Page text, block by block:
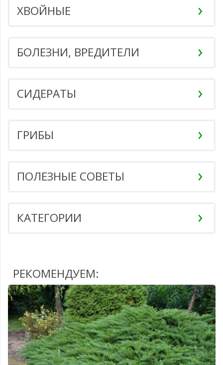
ХВОЙНЫЕ
БОЛЕЗНИ, ВРЕДИТЕЛИ
СИДЕРАТЫ
ГРИБЫ
ПОЛЕЗНЫЕ СОВЕТЫ
КАТЕГОРИИ
РЕКОМЕНДУЕМ: